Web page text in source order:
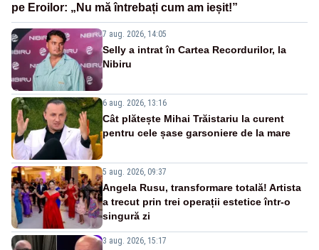
pe Eroilor: „Nu mă întrebați cum am ieșit!”
7 aug. 2026, 14:05
Selly a intrat în Cartea Recordurilor, la
Nibiru
6 aug. 2026, 13:16
Cât plătește Mihai Trăistariu la curent
pentru cele șase garsoniere de la mare
5 aug. 2026, 09:37
Angela Rusu, transformare totală! Artista
a trecut prin trei operații estetice într-o
singură zi
3 aug. 2026, 15:17